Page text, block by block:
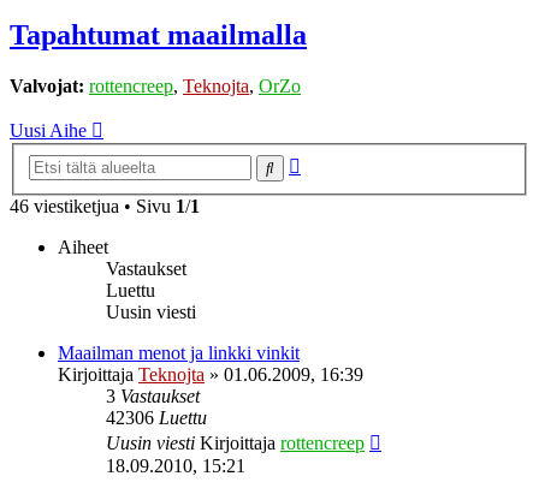
Tapahtumat maailmalla
Valvojat: rottencreep, Teknojta, OrZo
Uusi Aihe
Etsi
46 viestiketjua • Sivu 1/1
Aiheet
Vastaukset
Luettu
Uusin viesti
Maailman menot ja linkki vinkit
Kirjoittaja Teknojta » 01.06.2009, 16:39
3 Vastaukset
42306 Luettu
Uusin viesti Kirjoittaja rottencreep
18.09.2010, 15:21